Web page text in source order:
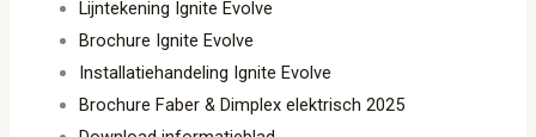
Lijntekening Ignite Evolve
Brochure Ignite Evolve
Installatiehandeling Ignite Evolve
Brochure Faber & Dimplex elektrisch 2025